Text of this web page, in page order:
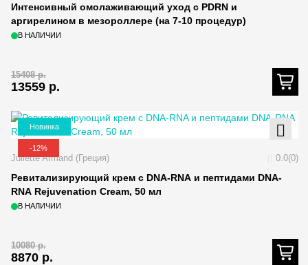
Интенсивный омолаживающий уход с PDRN и
аргирелином в мезороллере (на 7-10 процедур)
В НАЛИЧИИ
13559 р.
15408 р.
Новинка
-12%
Juliette Armand (Греция) 0.0(0)
Ревитализирующий крем с DNA-RNA и пептидами DNA-
RNA Rejuvenation Cream, 50 мл
В НАЛИЧИИ
8870 р.
10080 р.